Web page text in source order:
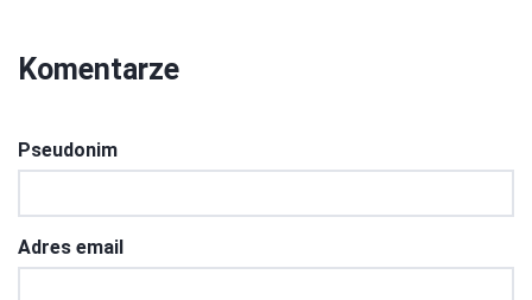
Komentarze
Pseudonim
Adres email